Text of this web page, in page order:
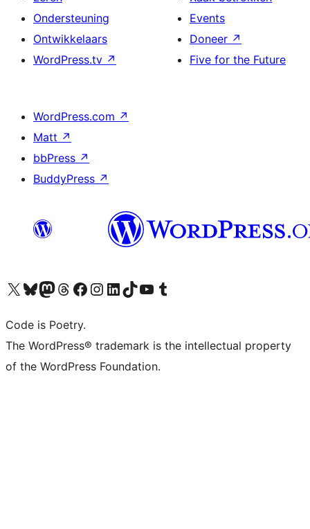
Ondersteuning
Ontwikkelaars
WordPress.tv ↗
Events
Doneer ↗
Five for the Future
WordPress.com ↗
Matt ↗
bbPress ↗
BuddyPress ↗
Bezoek ons X (voorheen Twitter) account
Bezoek onze Bluesky account
Bezoek ons Mastodon account
Bezoek onze Threads account
Onze Facebookpagina bezoeken
Bezoek onze Instagram account
Bezoek onze LinkedIn account
Bezoek onze TikTok account
Bezoek ons YouTube kanaalBezoek onze Tumblr account
Code is Poetry.
The WordPress® trademark is the intellectual property
of the WordPress Foundation.